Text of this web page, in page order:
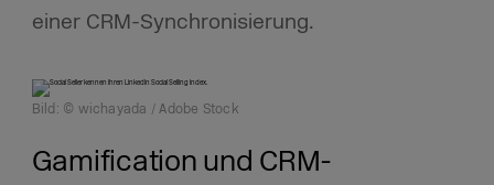
einer CRM-Synchronisierung.
Bild: © wichayada / Adobe Stock
Gamification und CRM-